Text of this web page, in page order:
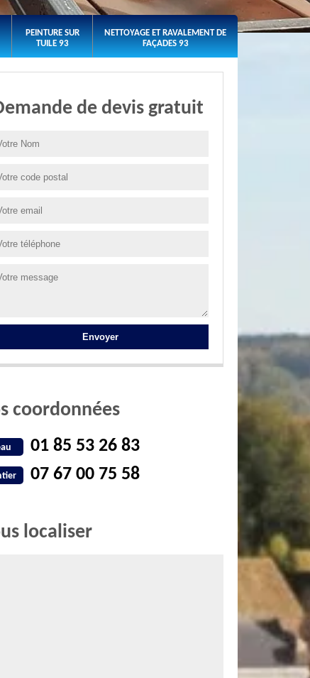
PEINTURE SUR
TUILE 93
NETTOYAGE ET RAVALEMENT DE
FAÇADES 93
de devis gratuit
coordonnées
01 85 53 26 83
07 67 00 75 58
localiser